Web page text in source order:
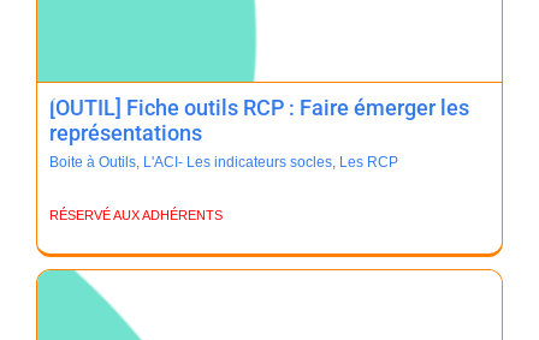
[OUTIL] Fiche outils RCP : Faire émerger les
représentations
Boite à Outils, L'ACI- Les indicateurs socles, Les RCP
RÉSERVÉ AUX ADHÉRENTS